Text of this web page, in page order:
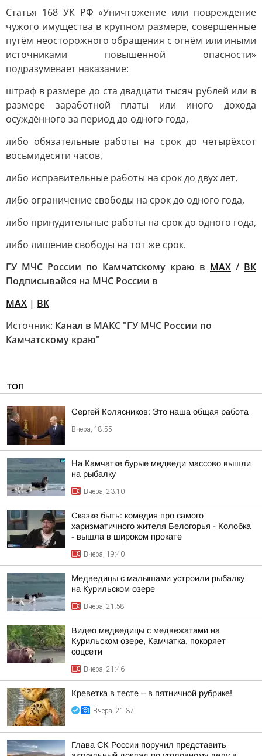
Статья 168 УК РФ «Уничтожение или повреждение
чужого имущества в крупном размере, совершенные
путём неосторожного обращения с огнём или иными
источниками повышенной опасности»
подразумевает наказание:
штраф в размере до ста двадцати тысяч рублей или в
размере заработной платы или иного дохода
осуждённого за период до одного года,
либо обязательные работы на срок до четырёхсот
восьмидесяти часов,
либо исправительные работы на срок до двух лет,
либо ограничение свободы на срок до одного года,
либо принудительные работы на срок до одного года,
либо лишение свободы на тот же срок.
ГУ МЧС России по Камчатскому краю в МАХ / ВК
Подписывайся на МЧС России в
MAX | ВК
Источник: Канал в МАКС "ГУ МЧС России по
Камчатскому краю"
ТОП
Сергей Колясников: Это наша общая работа
Вчера, 18:55
На Камчатке бурые медведи массово вышли
на рыбалку
Вчера, 23:10
Сказке быть: комедия про самого
харизматичного жителя Белогорья - Колобка
- вышла в широком прокате
Вчера, 19:40
Медведицы с малышами устроили рыбалку
на Курильском озере
Вчера, 21:58
Видео медведицы с медвежатами на
Курильском озере, Камчатка, покоряет
соцсети
Вчера, 21:46
Креветка в тесте – в пятничной рубрике!
Вчера, 21:37
Глава СК России поручил представить